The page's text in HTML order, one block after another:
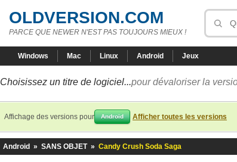
OLDVERSION.COM
PARCE QUE NEWER N'EST PAS TOUJOURS MIEUX !
Windows Mac Linux Android Jeux
Choisissez un titre de logiciel...pour dévaloriser la
Affichage des versions pour Android Afficher toutes les versions
Android » SANS OBJET » Candy Crush Soda Saga